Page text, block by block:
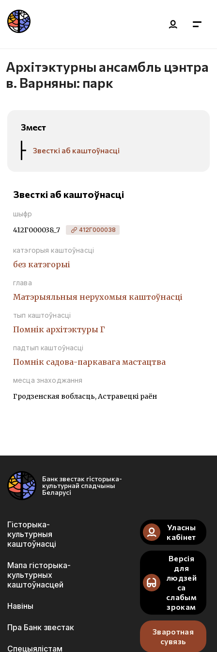
Архітэктурны ансамбль цэнтра
в. Варняны: парк
Змест
Звесткі аб каштоўнасці
Звесткі аб каштоўнасці
шыфр
412Г000038_7 412Г000038
катэгорыя каштоўнасці
без катэгорыі
глава
Матэрыяльныя нерухомыя каштоўнасці
тып каштоўнасці
Помнiк архiтэктуры Г
падтып каштоўнасці
Помнік садова-паркавага мастацтва
месца знаходжання
Гродзенская вобласць, Астравецкі раён
Банк звестак гісторыка-
культурнай спадчыны
Беларусі
Гісторыка-
культурныя
каштоўнасці
Мапа гісторыка-
культурных
каштоўнасцей
Навіны
Пра Банк звестак
Спецыялістам
Уласны
кабінет
Версія
для
людзей
са
слабым
зрокам
Зваротная
сувязь